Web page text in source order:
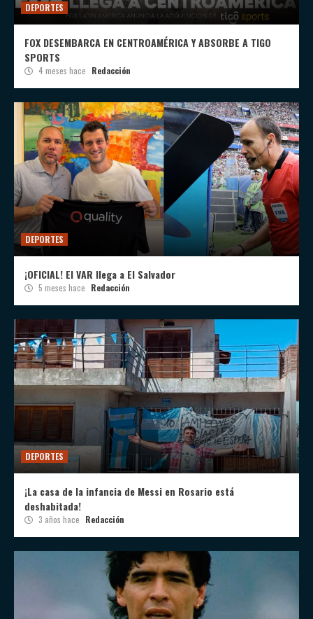
DEPORTES
FOX DESEMBARCA EN CENTROAMÉRICA Y ABSORBE A TIGO
SPORTS
4 meses hace Redacción
DEPORTES
¡OFICIAL! El VAR llega a El Salvador
5 meses hace Redacción
DEPORTES
¡La casa de la infancia de Messi en Rosario está
deshabitada!
3 años hace Redacción